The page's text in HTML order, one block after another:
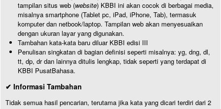
tampilan situs web (website) KBBI ini akan cocok di berbagai media,
misalnya smartphone (Tablet pc, iPad, iPhone, Tab), termasuk
komputer dan netbook/laptop. Tampilan web akan menyesuaikan
dengan ukuran layar yang digunakan.
Tambahan kata-kata baru diluar KBBI edisi III
Penulisan singkatan di bagian definisi seperti misalnya: yg, dng, dl,
tt, dp, dr dan lainnya ditulis lengkap, tidak seperti yang terdapat di
KBBI PusatBahasa.
✔ Informasi Tambahan
Tidak semua hasil pencarian, terutama jika kata yang dicari terdiri dari 2